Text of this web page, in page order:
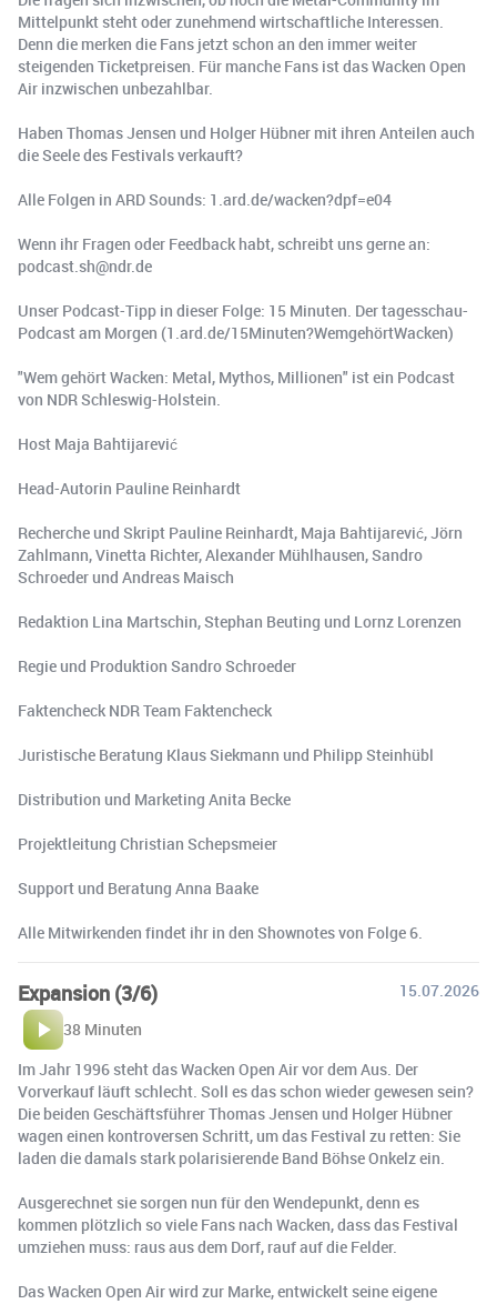
Mittelpunkt steht oder zunehmend wirtschaftliche Interessen.
Denn die merken die Fans jetzt schon an den immer weiter
steigenden Ticketpreisen. Für manche Fans ist das Wacken Open
Air inzwischen unbezahlbar.
Haben Thomas Jensen und Holger Hübner mit ihren Anteilen auch
die Seele des Festivals verkauft?
Alle Folgen in ARD Sounds: 1.ard.de/wacken?dpf=e04
Wenn ihr Fragen oder Feedback habt, schreibt uns gerne an:
podcast.sh@ndr.de
Unser Podcast-Tipp in dieser Folge: 15 Minuten. Der tagesschau-
Podcast am Morgen (1.ard.de/15Minuten?WemgehörtWacken)
"Wem gehört Wacken: Metal, Mythos, Millionen" ist ein Podcast
von NDR Schleswig-Holstein.
Host Maja Bahtijarević
Head-Autorin Pauline Reinhardt
Recherche und Skript Pauline Reinhardt, Maja Bahtijarević, Jörn
Zahlmann, Vinetta Richter, Alexander Mühlhausen, Sandro
Schroeder und Andreas Maisch
Redaktion Lina Martschin, Stephan Beuting und Lornz Lorenzen
Regie und Produktion Sandro Schroeder
Faktencheck NDR Team Faktencheck
Juristische Beratung Klaus Siekmann und Philipp Steinhübl
Distribution und Marketing Anita Becke
Projektleitung Christian Schepsmeier
Support und Beratung Anna Baake
Alle Mitwirkenden findet ihr in den Shownotes von Folge 6.
Expansion (3/6)
15.07.2026
38 Minuten
Im Jahr 1996 steht das Wacken Open Air vor dem Aus. Der
Vorverkauf läuft schlecht. Soll es das schon wieder gewesen sein?
Die beiden Geschäftsführer Thomas Jensen und Holger Hübner
wagen einen kontroversen Schritt, um das Festival zu retten: Sie
laden die damals stark polarisierende Band Böhse Onkelz ein.
Ausgerechnet sie sorgen nun für den Wendepunkt, denn es
kommen plötzlich so viele Fans nach Wacken, dass das Festival
umziehen muss: raus aus dem Dorf, rauf auf die Felder.
Das Wacken Open Air wird zur Marke, entwickelt seine eigene